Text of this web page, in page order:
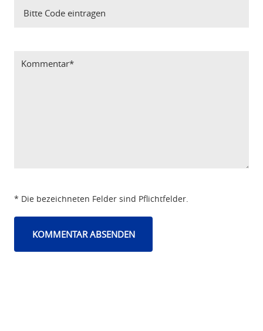
* Die bezeichneten Felder sind Pflichtfelder.